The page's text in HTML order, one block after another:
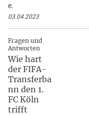
e.
03.04.2023
Fragen und
Antworten
Wie hart
der FIFA-
Transferba
nn den 1.
FC Köln
trifft